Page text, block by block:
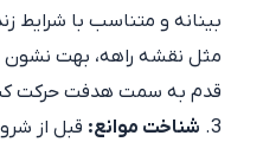
بینانه و متناسب با شرایط
مثل نقشه راهه، بهت نشون
قدم به سمت هدفت حرکت
شناخت موانع: قبل از